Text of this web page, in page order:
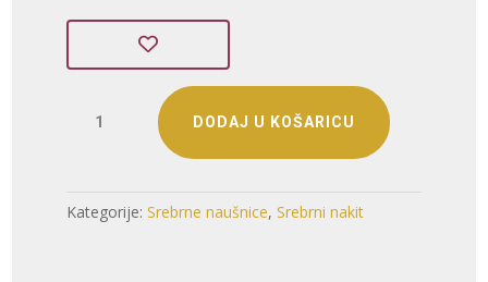
NAUŠNICE
(S251209-
124323)
DODAJ U KOŠARICU
Kategorije:Srebrne naušnice,Srebrni nakit